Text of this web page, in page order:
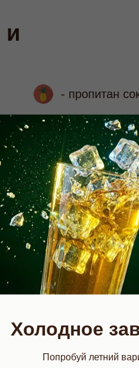
Холодное
Попробуй летний
и
Сокочай зеленый
кусочки ананаса,
ароматизатор
Заказать
120 гр.
- пропитан